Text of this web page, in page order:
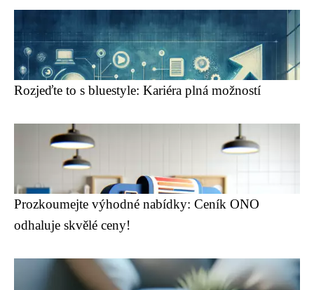
Rozjeďte to s bluestyle: Kariéra plná možností
Prozkoumejte výhodné nabídky: Ceník ONO
odhaluje skvělé ceny!